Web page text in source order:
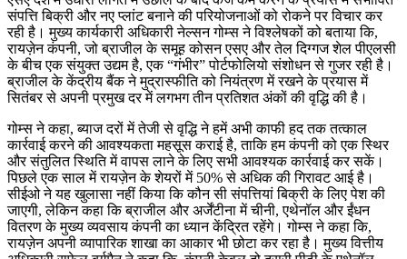
संपत्ति बिक्री और नए प्लांट बनाने की परियोजनाओं को रोकने पर विचार कर
रही है। मुख्य कार्यकारी अधिकारी नेल्सन गोम्स ने विश्लेषकों को बताया कि,
रायज़ेन कंपनी, जो ब्राजील के समूह कोसन एसए और तेल दिग्गज शेल पीएलसी
के बीच एक संयुक्त उद्यम है, एक “गंभीर” पोर्टफोलियो संशोधन से गुजर रही है।
ब्राजील के केंद्रीय बैंक ने मुद्रास्फीति को नियंत्रण में रखने के प्रयास में
सितंबर से अपनी प्रमुख दर में लगभग तीन प्रतिशत अंकों की वृद्धि की है।
गोम्स ने कहा, ब्याज दरों में तेजी से वृद्धि ने हमें अभी काफी हद तक तत्काल
कार्रवाई करने की आवश्यकता महसूस कराई है, ताकि हम कंपनी को एक स्थिर
और संतुलित स्थिति में वापस लाने के लिए सभी आवश्यक कार्रवाई कर सकें।
पिछले एक साल में रायज़ेन के शेयरों में 50% से अधिक की गिरावट आई है।
सीईओ ने यह खुलासा नहीं किया कि कौन सी संपत्तियां बिक्री के लिए पेश की
जाएगी, लेकिन कहा कि ब्राजील और अर्जेंटीना में चीनी, एथेनॉल और ईंधन
वितरण के मुख्य व्यवसाय कंपनी का ध्यान केंद्रित रहेंगे। गोम्स ने कहा कि,
रायज़ेन अपनी व्यापारिक शाखा का आकार भी छोटा कर रहा है। मुख्य वित्तीय